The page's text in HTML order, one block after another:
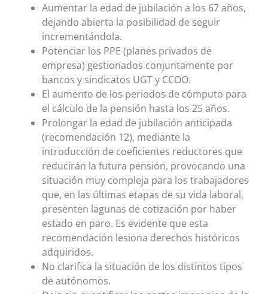
Aumentar la edad de jubilación a los 67 años,
dejando abierta la posibilidad de seguir
incrementándola.
Potenciar los PPE (planes privados de
empresa) gestionados conjuntamente por
bancos y sindicatos UGT y CCOO.
El aumento de los periodos de cómputo para
el cálculo de la pensión hasta los 25 años.
Prolongar la edad de jubilación anticipada
(recomendación 12), mediante la
introducción de coeficientes reductores que
reducirán la futura pensión, provocando una
situación muy compleja para los trabajadores
que, en las últimas etapas de su vida laboral,
presenten lagunas de cotización por haber
estado en paro. Es evidente que esta
recomendación lesiona derechos históricos
adquiridos.
No clarifica la situación de los distintos tipos
de autónomos.